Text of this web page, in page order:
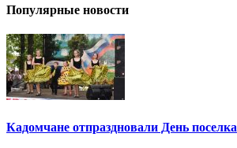
Популярные новости
Кадомчане отпраздновали День поселка